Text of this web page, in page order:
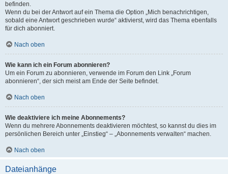
befinden.
Wenn du bei der Antwort auf ein Thema die Option „Mich benachrichtigen,
sobald eine Antwort geschrieben wurde“ aktivierst, wird das Thema ebenfalls
für dich abonniert.
Nach oben
Wie kann ich ein Forum abonnieren?
Um ein Forum zu abonnieren, verwende im Forum den Link „Forum
abonnieren“, der sich meist am Ende der Seite befindet.
Nach oben
Wie deaktiviere ich meine Abonnements?
Wenn du mehrere Abonnements deaktivieren möchtest, so kannst du dies im
persönlichen Bereich unter „Einstieg“ – „Abonnements verwalten“ machen.
Nach oben
Dateianhänge